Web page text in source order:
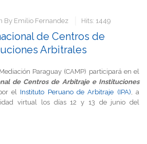
By Emilio Fernandez Hits: 1449
de Centros de
Arbitrales
Paraguay (CAMP) participará en el
de Centros de Arbitraje e Instituciones
el Instituto Peruano de Arbitraje (IPA), a
virtual los días 12 y 13 de junio del